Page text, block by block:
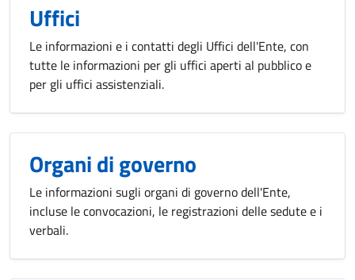
Uffici
Le informazioni e i contatti degli Uffici dell'Ente, con
tutte le informazioni per gli uffici aperti al pubblico e
per gli uffici assistenziali.
Organi di governo
Le informazioni sugli organi di governo dell'Ente,
incluse le convocazioni, le registrazioni delle sedute e i
verbali.